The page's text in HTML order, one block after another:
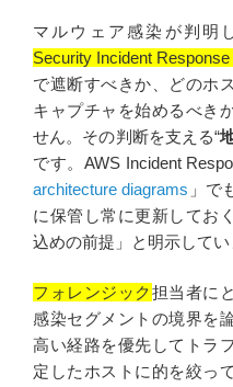
マルウェア感染が判明
Security Incident Response
で遮断すべきか、どのホ
キャプチャを始めるべき
せん。その判断を支える“
です。AWS Incident
architecture diagrams 」で
に保管し常に更新してお
込めの前提」と明示してい
フォレンジック担当者に
感染セグメントの境界を
高い経路を優先してトラ
定したホストに的を絞っ